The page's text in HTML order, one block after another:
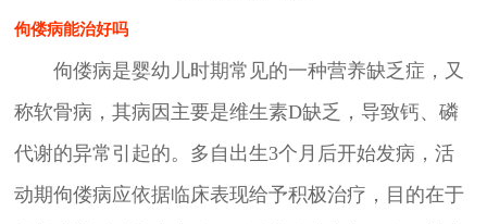
佝偻病能治好吗
佝偻病是婴幼儿时期常见的一种营养缺乏症，又
称软骨病，其病因主要是维生素D缺乏，导致钙、磷
代谢的异常引起的。多自出生3个月后开始发病，活
动期佝偻病应依据临床表现给予积极治疗，目的在于